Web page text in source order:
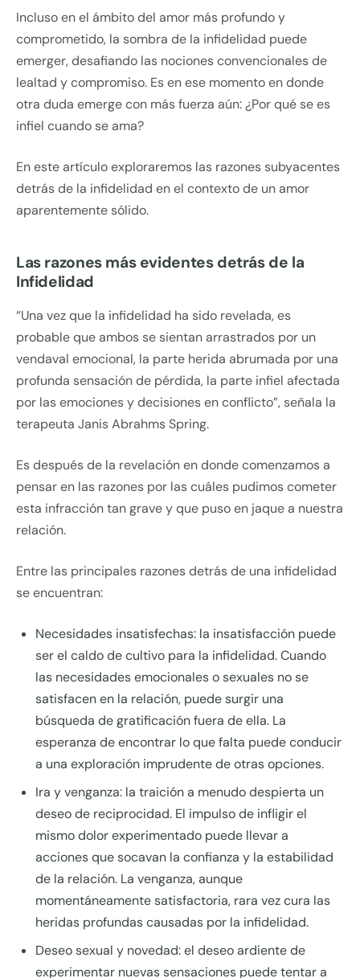
Incluso en el ámbito del amor más profundo y
comprometido, la sombra de la infidelidad puede
emerger, desafiando las nociones convencionales de
lealtad y compromiso. Es en ese momento en donde
otra duda emerge con más fuerza aún: ¿Por qué se es
infiel cuando se ama?
En este artículo exploraremos las razones subyacentes
detrás de la infidelidad en el contexto de un amor
aparentemente sólido.
Las razones más evidentes detrás de la
Infidelidad
“Una vez que la infidelidad ha sido revelada, es
probable que ambos se sientan arrastrados por un
vendaval emocional, la parte herida abrumada por una
profunda sensación de pérdida, la parte infiel afectada
por las emociones y decisiones en conflicto”, señala la
terapeuta Janis Abrahms Spring.
Es después de la revelación en donde comenzamos a
pensar en las razones por las cuáles pudimos cometer
esta infracción tan grave y que puso en jaque a nuestra
relación.
Entre las principales razones detrás de una infidelidad
se encuentran:
Necesidades insatisfechas: la insatisfacción puede
ser el caldo de cultivo para la infidelidad. Cuando
las necesidades emocionales o sexuales no se
satisfacen en la relación, puede surgir una
búsqueda de gratificación fuera de ella. La
esperanza de encontrar lo que falta puede conducir
a una exploración imprudente de otras opciones.
Ira y venganza: la traición a menudo despierta un
deseo de reciprocidad. El impulso de infligir el
mismo dolor experimentado puede llevar a
acciones que socavan la confianza y la estabilidad
de la relación. La venganza, aunque
momentáneamente satisfactoria, rara vez cura las
heridas profundas causadas por la infidelidad.
Deseo sexual y novedad: el deseo ardiente de
experimentar nuevas sensaciones puede tentar a